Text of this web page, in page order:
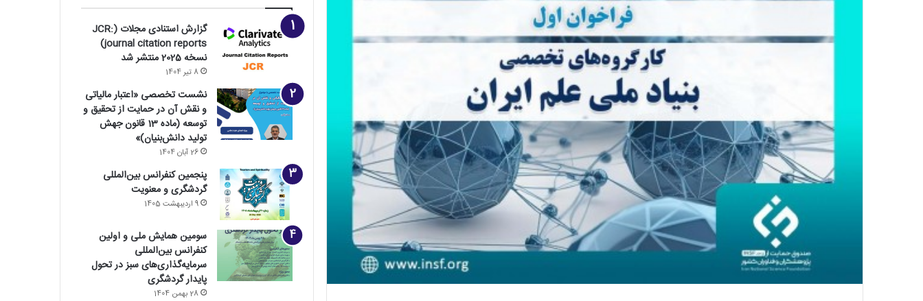
گزارش استنادی مجلات (JCR:
journal citation reports)
نسخه 2025 منتشر شد
8 تیر 1404
نشست تخصصی «اعتبار مالیاتی
و نقش آن در حمایت از تحقیق و
توسعه (ماده 13 قانون جهش
تولید دانش‌بنیان)»
26 آبان 1404
پنجمین کنفرانس بین‌المللی
گردشگری و معنویت
9 اردیبهشت 1405
سومین همایش ملی و اولین
کنفرانس بین‌المللی
سرمایه‌گذاری‌های سبز در تحول
پایدار گردشگری
28 بهمن 1404